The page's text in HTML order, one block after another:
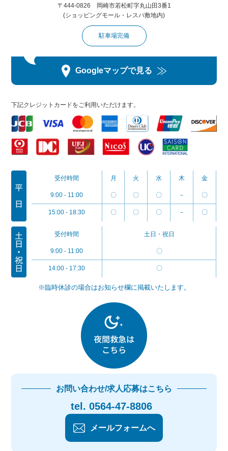
〒444-0826 岡崎市若松町字丸山田3番1
(ショッピングモール・レスパ敷地内)
駐車場完備
Googleマップで見る
下記クレジットカードをご利用いただけます。
受付時間 月 火 水 木 金
9:00 - 11:00 〇 〇 〇 － 〇
15:00 - 18:30 〇 〇 〇 － 〇
受付時間 土日・祝日
9:00 - 11:00 〇
14:00 - 17:30 〇
※臨時休診の場合はお知らせ欄に掲載いたします。
お問い合わせ/求人応募はこちら
tel. 0564-47-8806
メールフォームへ